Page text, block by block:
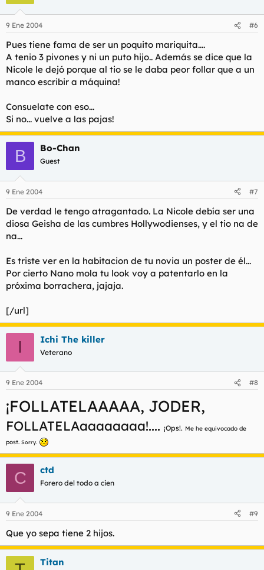
9 Ene 2004 #6
Pues tiene fama de ser un poquito mariquita....
A tenio 3 pivones y ni un puto hijo.. Además se dice que la
Nicole le dejó porque al tio se le daba peor follar que a un
manco escribir a máquina!
Consuelate con eso...
Si no... vuelve a las pajas!
B Bo-Chan
Guest
9 Ene 2004 #7
De verdad le tengo atragantado. La Nicole debía ser una
diosa Geisha de las cumbres Hollywodienses, y el tio na de
na...
Es triste ver en la habitacion de tu novia un poster de él...
Por cierto Nano mola tu look voy a patentarlo en la
próxima borrachera, jajaja.
[/url]
I Ichi The killer
Veterano
9 Ene 2004 #8
¡FOLLATELAAAAA, JODER,
FOLLATELAaaaaaaaa!.... ¡Ops!. Me he equivocado de
post. Sorry.
C ctd
Forero del todo a cien
9 Ene 2004 #9
Que yo sepa tiene 2 hijos.
Titan